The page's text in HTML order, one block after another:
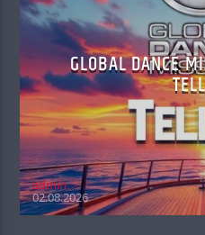
GLOBAL DANCE
admin
02.08.2026